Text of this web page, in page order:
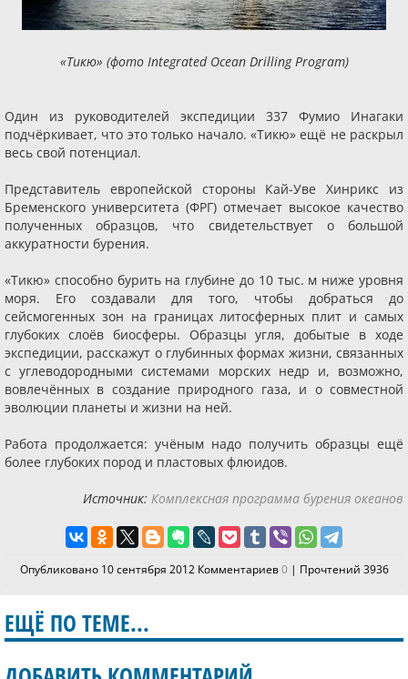
«Тикю» (фото Integrated Ocean Drilling Program)
Один из руководителей экспедиции 337 Фумио Инагаки
подчёркивает, что это только начало. «Тикю» ещё не раскрыл
весь свой потенциал.
Представитель европейской стороны Кай-Уве Хинрикс из
Бременского университета (ФРГ) отмечает высокое качество
полученных образцов, что свидетельствует о большой
аккуратности бурения.
«Тикю» способно бурить на глубине до 10 тыс. м ниже уровня
моря. Его создавали для того, чтобы добраться до
сейсмогенных зон на границах литосферных плит и самых
глубоких слоёв биосферы. Образцы угля, добытые в ходе
экспедиции, расскажут о глубинных формах жизни, связанных
с углеводородными системами морских недр и, возможно,
вовлечённых в создание природного газа, и о совместной
эволюции планеты и жизни на ней.
Работа продолжается: учёным надо получить образцы ещё
более глубоких пород и пластовых флюидов.
Источник: Комплексная программа бурения океанов
Опубликовано 10 сентября 2012 Комментариев0| Прочтений 3936
ЕЩЁ ПО ТЕМЕ...